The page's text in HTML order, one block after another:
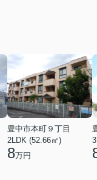
豊中市本町９丁目
2LDK (52.66㎡)
8万円